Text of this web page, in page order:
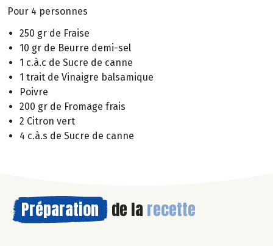
Pour 4 personnes
250 gr de Fraise
10 gr de Beurre demi-sel
1 c.à.c de Sucre de canne
1 trait de Vinaigre balsamique
Poivre
200 gr de Fromage frais
2 Citron vert
4 c.à.s de Sucre de canne
Préparation de la recette